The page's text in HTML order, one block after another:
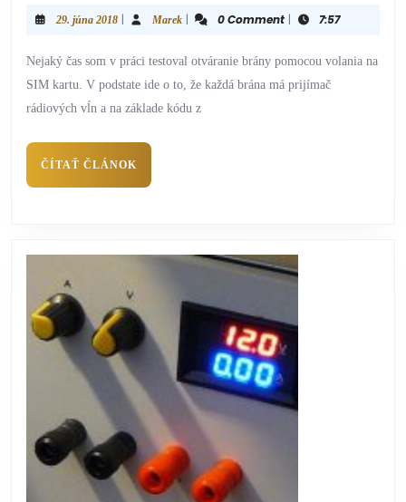
29. júna 2018 | Marek | 0 Comment | 7:57
Nejaký čas som v práci testoval otváranie brány pomocou volania na
SIM kartu. V podstate ide o to, že každá brána má prijímač
rádiových vĺn a na základe kódu z
ČÍTAŤ ČLÁNOK